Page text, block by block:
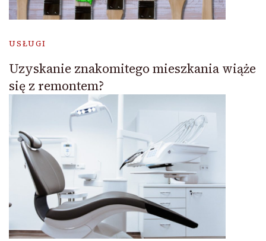
USŁUGI
Uzyskanie znakomitego mieszkania wiąże
się z remontem?